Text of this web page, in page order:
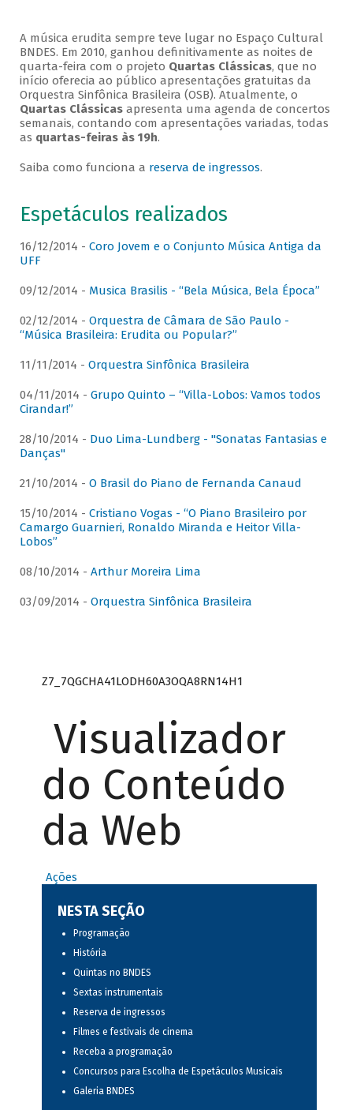
A música erudita sempre teve lugar no Espaço Cultural
BNDES. Em 2010, ganhou definitivamente as noites de
quarta-feira com o projeto Quartas Clássicas, que no
início oferecia ao público apresentações gratuitas da
Orquestra Sinfônica Brasileira (OSB). Atualmente, o
Quartas Clássicasapresenta uma agenda de concertos
semanais, contando com apresentações variadas, todas
as quartas-feiras às 19h.
Saiba como funciona a reserva de ingressos.
Espetáculos realizados
16/12/2014 - Coro Jovem e o Conjunto Música Antiga da
UFF
09/12/2014 - Musica Brasilis - “Bela Música, Bela Época”
02/12/2014 - Orquestra de Câmara de São Paulo -
“Música Brasileira: Erudita ou Popular?”
11/11/2014 - Orquestra Sinfônica Brasileira
04/11/2014 - Grupo Quinto – “Villa-Lobos: Vamos todos
Cirandar!”
28/10/2014 - Duo Lima-Lundberg - "Sonatas Fantasias e
Danças"
21/10/2014 - O Brasil do Piano de Fernanda Canaud
15/10/2014 - Cristiano Vogas - “O Piano Brasileiro por
Camargo Guarnieri, Ronaldo Miranda e Heitor Villa-
Lobos”
08/10/2014 - Arthur Moreira Lima
03/09/2014 - Orquestra Sinfônica Brasileira
Z7_7QGCHA41LODH60A3OQA8RN14H1
Visualizador
do Conteúdo
da Web
Ações
NESTA SEÇÃO
Programação
História
Quintas no BNDES
Sextas instrumentais
Reserva de ingressos
Filmes e festivais de cinema
Receba a programação
Concursos para Escolha de Espetáculos Musicais
Galeria BNDES